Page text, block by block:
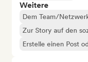
Weitere
Dem Team/
Zur Story auf den
Erstelle einen Post